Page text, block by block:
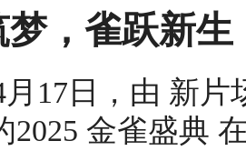
，雀跃新
月17日，由 新
2025 金雀盛典